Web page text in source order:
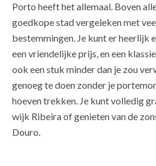
Porto heeft het allemaal. Boven
goedkope stad vergeleken met
bestemmingen. Je kunt er heerlijk
een vriendelijke prijs, en een
ook een stuk minder dan je zou
genoeg te doen zonder je
hoeven trekken. Je kunt volledig
wijk Ribeira of genieten van de
Douro.